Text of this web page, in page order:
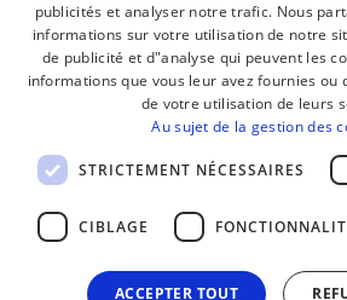
publicités et analyser notre trafic. Nous
informations sur votre utilisation de notre
de publicité et d"analyse qui peuvent les
informations que vous leur avez fournies ou
de votre utilisation de leurs
Au sujet de la gestion des
STRICTEMENT NÉCESSAIRES
CIBLAGE
ACCEPTER TOUT